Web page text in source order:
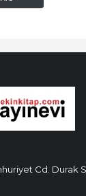
Cd. Durak